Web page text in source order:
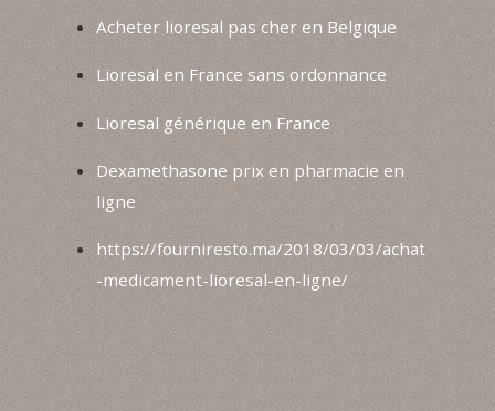
Acheter lioresal pas cher en Belgique
Lioresal en France sans ordonnance
Lioresal générique en France
Dexamethasone prix en pharmacie en
ligne
https://fourniresto.ma/2018/03/03/achat
-medicament-lioresal-en-ligne/